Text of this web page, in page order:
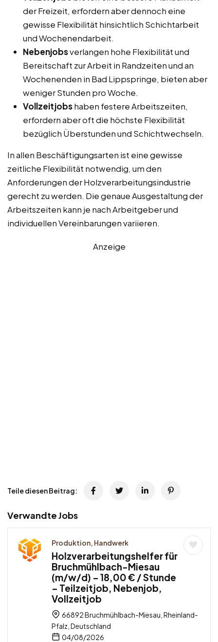
der Freizeit, erfordern aber dennoch eine
gewisse Flexibilität hinsichtlich Schichtarbeit
und Wochenendarbeit.
Nebenjobsverlangen hohe Flexibilität und
Bereitschaft zur Arbeit in Randzeiten und an
Wochenenden in Bad Lippspringe, bieten aber
weniger Stunden pro Woche.
Vollzeitjobshaben festere Arbeitszeiten,
erfordern aber oft die höchste Flexibilität
bezüglich Überstunden und Schichtwechseln.
In allen Beschäftigungsarten ist eine gewisse
zeitliche Flexibilität notwendig, um den
Anforderungen der Holzverarbeitungsindustrie
gerecht zu werden. Die genaue Ausgestaltung der
Arbeitszeiten kann je nach Arbeitgeber und
individuellen Vereinbarungen variieren.
Anzeige
Teile diesen Beitrag:
Verwandte Jobs
Produktion, Handwerk
Holzverarbeitungshelfer für
Bruchmühlbach-Miesau
(m/w/d) – 18,00 € / Stunde
– Teilzeitjob, Nebenjob,
Vollzeitjob
66892 Bruchmühlbach-Miesau, Rheinland-
Pfalz, Deutschland
04/08/2026